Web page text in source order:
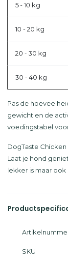
5 - 10 kg
10 - 20 kg
20 - 30 kg
30 - 40 kg
Pas de
gewicht en de
voedingstabel
DogTaste
Laat je hond
lekker is maar ook
SKU